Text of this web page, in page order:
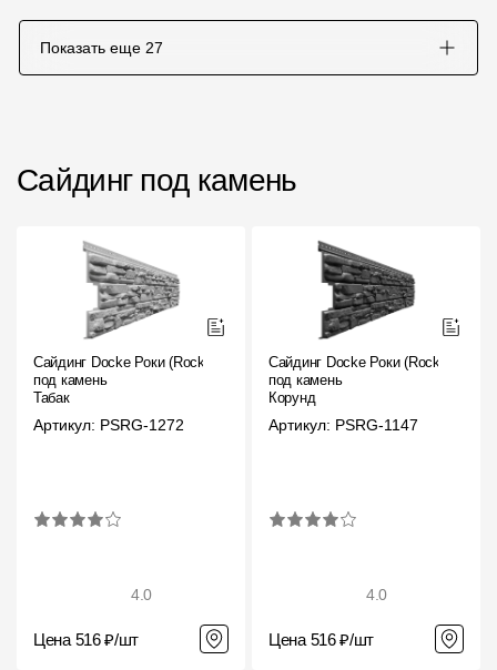
Показать еще 27
Сайдинг под камень
Сайдинг Docke Роки (Rocky)
под камень
Табак
Артикул: PSRG-1272
4.0
Цена 516 ₽/шт
Сайдинг Docke Роки (Rocky)
под камень
Корунд
Артикул: PSRG-1147
4.0
Цена 516 ₽/шт